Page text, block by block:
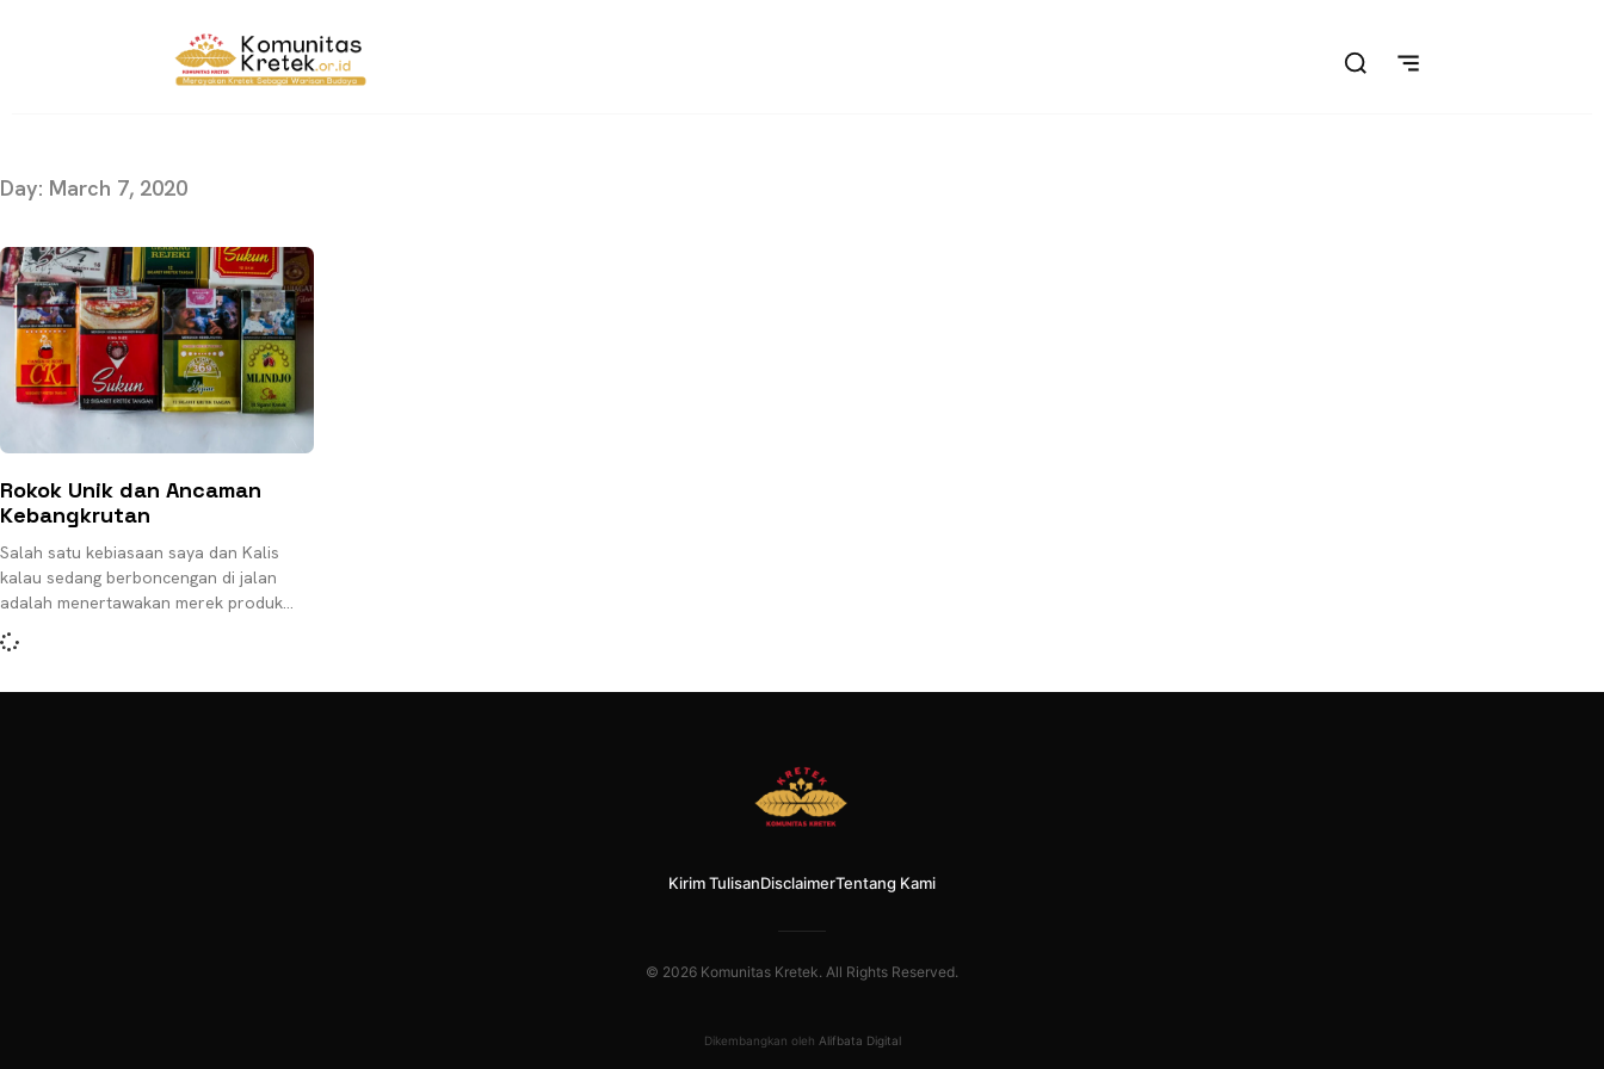
Day: March 7, 2020
Rokok Unik dan Ancaman
Kebangkrutan
Salah satu kebiasaan saya dan Kalis
kalau sedang berboncengan di jalan
adalah menertawakan merek produk
yang namanya terdengar lucu yang
kebetulan banner atau posternya
Kirim TulisanDisclaimerTentang Kami
© 2026 Komunitas Kretek. All Rights Reserved.
Dikembangkan oleh Alifbata Digital